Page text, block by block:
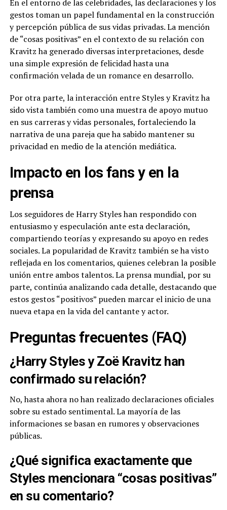
En el entorno de las celebridades, las declaraciones y los
gestos toman un papel fundamental en la construcción
y percepción pública de sus vidas privadas. La mención
de “cosas positivas” en el contexto de su relación con
Kravitz ha generado diversas interpretaciones, desde
una simple expresión de felicidad hasta una
confirmación velada de un romance en desarrollo.
Por otra parte, la interacción entre Styles y Kravitz ha
sido vista también como una muestra de apoyo mutuo
en sus carreras y vidas personales, fortaleciendo la
narrativa de una pareja que ha sabido mantener su
privacidad en medio de la atención mediática.
Impacto en los fans y en la
prensa
Los seguidores de Harry Styles han respondido con
entusiasmo y especulación ante esta declaración,
compartiendo teorías y expresando su apoyo en redes
sociales. La popularidad de Kravitz también se ha visto
reflejada en los comentarios, quienes celebran la posible
unión entre ambos talentos. La prensa mundial, por su
parte, continúa analizando cada detalle, destacando que
estos gestos “positivos” pueden marcar el inicio de una
nueva etapa en la vida del cantante y actor.
Preguntas frecuentes (FAQ)
¿Harry Styles y Zoë Kravitz han
confirmado su relación?
No, hasta ahora no han realizado declaraciones oficiales
sobre su estado sentimental. La mayoría de las
informaciones se basan en rumores y observaciones
públicas.
¿Qué significa exactamente que
Styles mencionara “cosas positivas”
en su comentario?